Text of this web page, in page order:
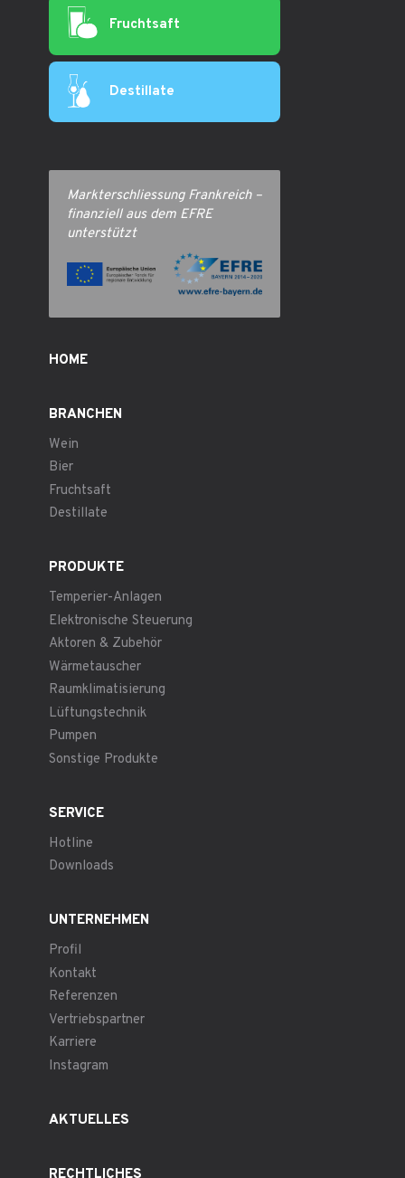
Fruchtsaft
Destillate
Markterschliessung Frankreich –
finanziell aus dem EFRE
unterstützt
HOME
BRANCHEN
Wein
Bier
Fruchtsaft
Destillate
PRODUKTE
Temperier-Anlagen
Elektronische Steuerung
Aktoren & Zubehör
Wärmetauscher
Raumklimatisierung
Lüftungstechnik
Pumpen
Sonstige Produkte
SERVICE
Hotline
Downloads
UNTERNEHMEN
Profil
Kontakt
Referenzen
Vertriebspartner
Karriere
Instagram
AKTUELLES
RECHTLICHES